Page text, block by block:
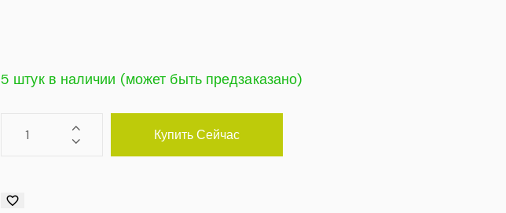
5 штук в наличии (может быть предзаказано)
Купить Сейчас